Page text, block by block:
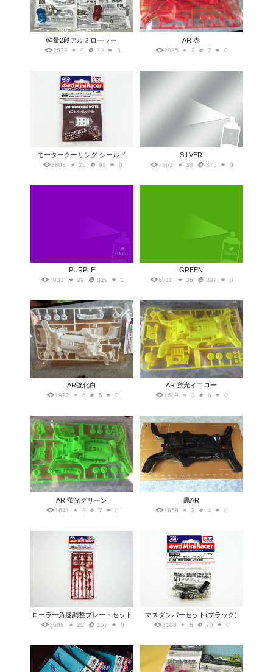
軽量2段アルミローラー
2672 9 12 3
AR 赤
2085 3 7 0
モータークーリング シールド
3803 25 91 0
SILVER
7363 33 375 0
PURPLE
7031 29 329 1
GREEN
6818 35 397 0
AR強化白
1912 6 5 0
AR 蛍光イエロー
1689 3 6 0
AR 蛍光グリーン
1641 3 7 0
黒AR
1668 3 4 0
ローラー角度調整プレートセット
3698 20 157 0
マスダンパーセット(ブラック)
3108 8 70 0